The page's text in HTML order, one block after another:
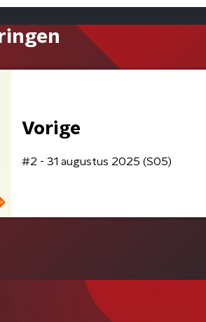
Vorige
#2 - 31 augustus 2025 (S05)